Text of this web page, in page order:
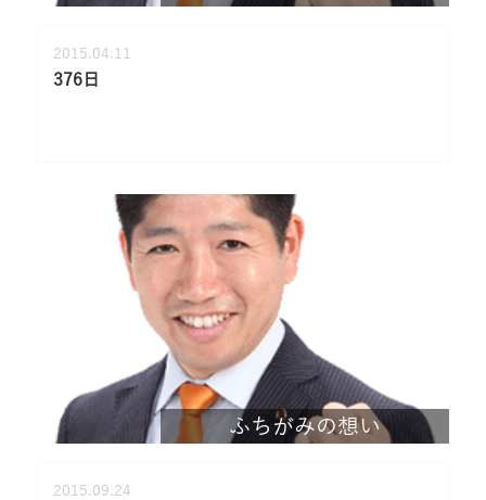
2015.04.11
376日
ふちがみの想い
2015.09.24